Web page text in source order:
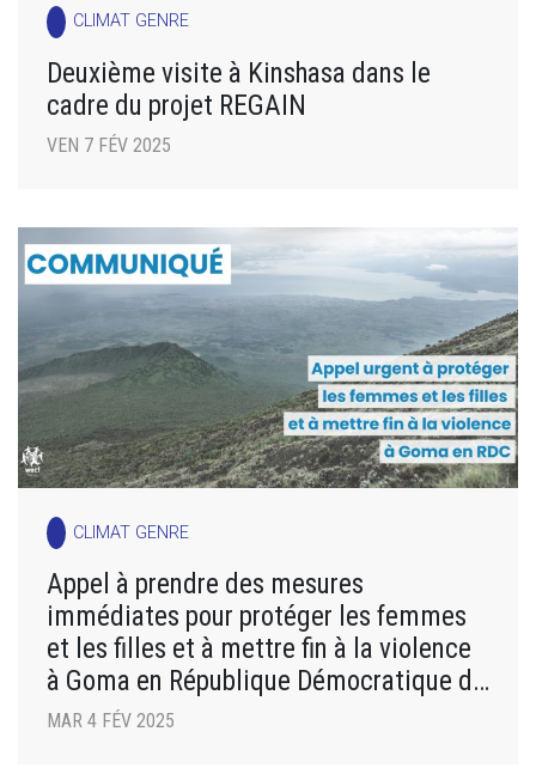
CLIMAT GENRE
Deuxième visite à Kinshasa dans le
cadre du projet REGAIN
VEN 7 FÉV 2025
CLIMAT GENRE
Appel à prendre des mesures
immédiates pour protéger les femmes
et les filles et à mettre fin à la violence
à Goma en République Démocratique du
Congo
MAR 4 FÉV 2025